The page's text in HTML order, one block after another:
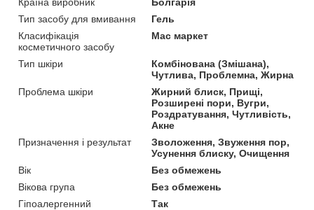
Тип засобу для вмивання
Гель
Класифікація
косметичного засобу
Мас маркет
Тип шкіри
Комбінована (Змішана),
Чутлива, Проблемна, Жирна
Проблема шкіри
Жирний блиск, Прищі,
Розширені пори, Вугри,
Роздратування, Чутливість,
Акне
Призначення і результат
Зволоження, Звуження пор,
Усунення блиску, Очищення
Вік
Без обмежень
Вікова група
Без обмежень
Гіпоалергенний
Так